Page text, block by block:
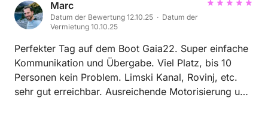
Marc
Datum der Bewertung 12.10.25 · Datum der
Vermietung 10.10.25
Perfekter Tag auf dem Boot Gaia22. Super einfache
Kommunikation und Übergabe. Viel Platz, bis 10
Personen kein Problem. Limski Kanal, Rovinj, etc.
sehr gut erreichbar. Ausreichende Motorisierung um